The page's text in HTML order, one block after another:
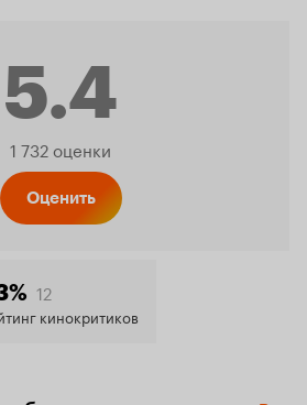
5.4
Рейтинг
5.4
1 732 оценки
Оценить
12
кинокритиков